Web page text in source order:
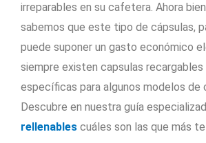
irreparables en su cafetera. Ahora
sabemos que este tipo de cápsulas,
puede suponer un gasto económico
siempre existen capsulas
específicas para algunos modelos de
Descubre en nuestra guía
rellenables cuáles son las que más